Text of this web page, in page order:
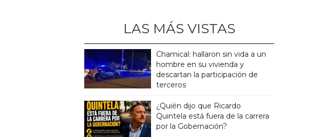
LAS MÁS VISTAS
Chamical: hallaron sin vida a un
hombre en su vivienda y
descartan la participación de
terceros
¿Quién dijo que Ricardo
Quintela está fuera de la carrera
por la Gobernación?